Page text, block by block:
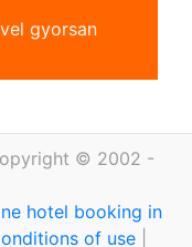
gyorsan
© 2002 -
hotel booking in
of use